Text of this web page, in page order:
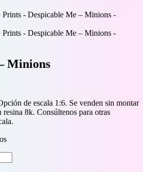
Minions
de escala 1:6. Se venden sin montar
8k. Consúltenos para otras